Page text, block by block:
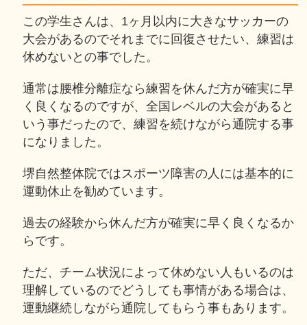
この学生さんは、1ヶ月以内に大きなサッカーの
大会があるのでそれまでに回復させたい、練習は
休めないとの事でした。
通常は腰椎分離症なら練習を休んだ方が確実に早
く良くなるのですが、全国レベルの大会があると
いう事だったので、練習を続けながら通院する事
になりました。
堺自然整体院ではスポーツ障害の人には基本的に
運動休止を勧めています。
過去の経験から休んだ方が確実に早く良くなるか
らです。
ただ、チーム状況によって休めない人もいるのは
理解しているのでどうしても事情がある場合は、
運動継続しながら通院してもらう事もあります。